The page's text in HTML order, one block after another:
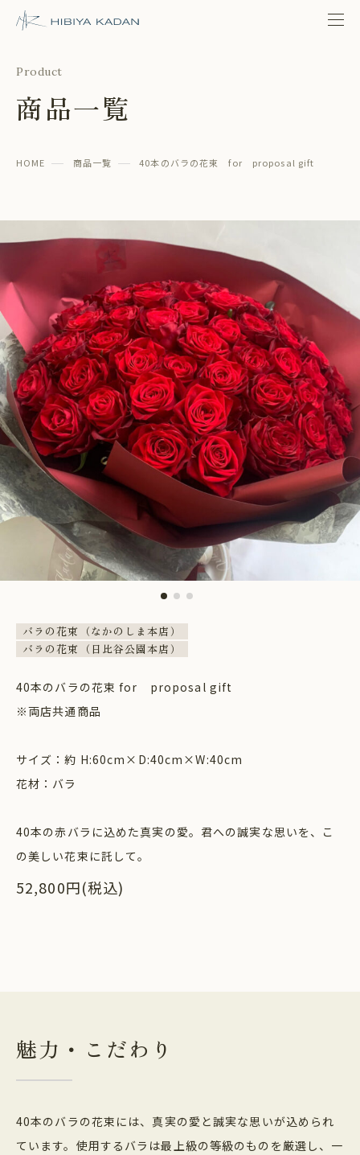
日比谷花壇 日比谷公園本店
Product
商品一覧
HOME 商品一覧 40本のバラの花束 for proposal gift
バラの花束（なかのしま本店）
バラの花束（日比谷公園本店）
40本のバラの花束 for proposal gift
※両店共通商品
サイズ：約 H:60cm×D:40cm×W:40cm
花材：バラ
40本の赤バラに込めた真実の愛。君への誠実な思いを、こ
の美しい花束に託して。
52,800円(税込)
魅力・こだわり
40本のバラの花束には、真実の愛と誠実な思いが込められ
ています。使用するバラは最上級の等級のものを厳選し、一